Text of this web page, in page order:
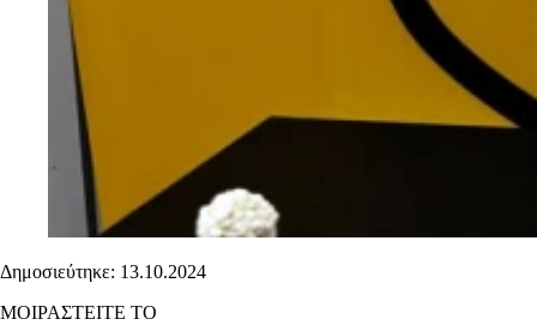
Δημοσιεύτηκε: 13.10.2024
ΜΟΙΡΑΣΤΕΙΤΕ ΤΟ